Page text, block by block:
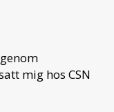
mig hos CSN